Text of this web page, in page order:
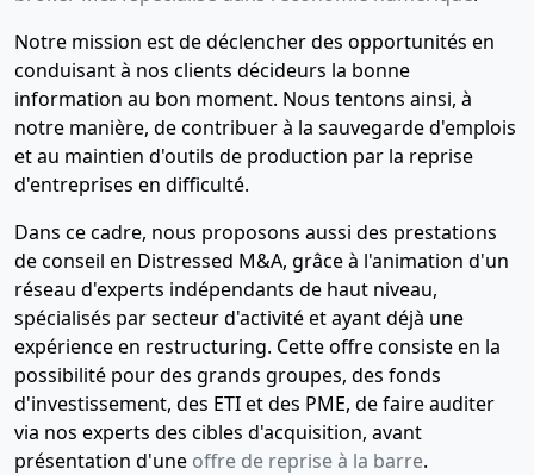
Notre mission est de déclencher des opportunités en
conduisant à nos clients décideurs la bonne
information au bon moment. Nous tentons ainsi, à
notre manière, de contribuer à la sauvegarde d'emplois
et au maintien d'outils de production par la reprise
d'entreprises en difficulté.
Dans ce cadre, nous proposons aussi des prestations
de conseil en Distressed M&A, grâce à l'animation d'un
réseau d'experts indépendants de haut niveau,
spécialisés par secteur d'activité et ayant déjà une
expérience en restructuring. Cette offre consiste en la
possibilité pour des grands groupes, des fonds
d'investissement, des ETI et des PME, de faire auditer
via nos experts des cibles d'acquisition, avant
présentation d'une offre de reprise à la barre.